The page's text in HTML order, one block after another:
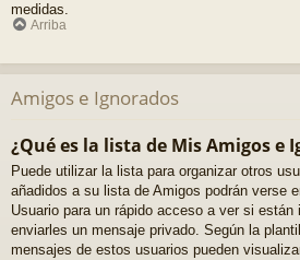
medidas.
Arriba
Amigos e Ignorados
¿Qué es la lista de Mis Amigos e
Puede utilizar la lista para organizar otros
añadidos a su lista de Amigos podrán verse
Usuario para un rápido acceso a ver si
enviarles un mensaje privado. Según la
mensajes de estos usuarios pueden